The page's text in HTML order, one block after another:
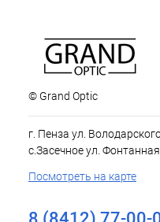
© Grand Optic
г. Пенза ул.
с.Засечное ул.
Посмотреть на карте